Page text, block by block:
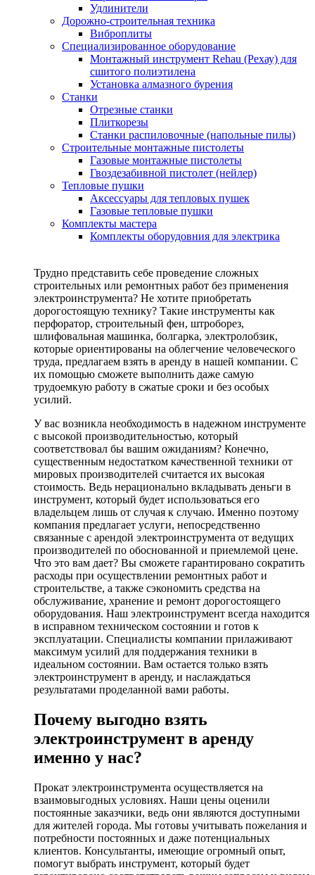
Удлинители
Дорожно-строительная техника
Виброплиты
Специализированное оборудование
Монтажный инструмент Rehau (Рехау) для
сшитого полиэтилена
Установка алмазного бурения
Станки
Отрезные станки
Плиткорезы
Станки распиловочные (напольные пилы)
Строительные монтажные пистолеты
Газовые монтажные пистолеты
Гвоздезабивной пистолет (нейлер)
Тепловые пушки
Аксессуары для тепловых пушек
Газовые тепловые пушки
Комплекты мастера
Комплекты оборудовния для электрика
Трудно представить себе проведение сложных
строительных или ремонтных работ без применения
электроинструмента? Не хотите приобретать
дорогостоящую технику? Такие инструменты как
перфоратор, строительный фен, штроборез,
шлифовальная машинка, болгарка, электролобзик,
которые ориентированы на облегчение человеческого
труда, предлагаем взять в аренду в нашей компании. С
их помощью сможете выполнить даже самую
трудоемкую работу в сжатые сроки и без особых
усилий.
У вас возникла необходимость в надежном инструменте
с высокой производительностью, который
соответствовал бы вашим ожиданиям? Конечно,
существенным недостатком качественной техники от
мировых производителей считается их высокая
стоимость. Ведь нерационально вкладывать деньги в
инструмент, который будет использоваться его
владельцем лишь от случая к случаю. Именно поэтому
компания предлагает услуги, непосредственно
связанные с арендой электроинструмента от ведущих
производителей по обоснованной и приемлемой цене.
Что это вам дает? Вы сможете гарантировано сократить
расходы при осуществлении ремонтных работ и
строительстве, а также сэкономить средства на
обслуживание, хранение и ремонт дорогостоящего
оборудования. Наш электроинструмент всегда находится
в исправном техническом состоянии и готов к
эксплуатации. Специалисты компании прилаживают
максимум усилий для поддержания техники в
идеальном состоянии. Вам остается только взять
электроинструмент в аренду, и наслаждаться
результатами проделанной вами работы.
Почему выгодно взять
электроинструмент в аренду
именно у нас?
Прокат электроинструмента осуществляется на
взаимовыгодных условиях. Наши цены оценили
постоянные заказчики, ведь они являются доступными
для жителей города. Мы готовы учитывать пожелания и
потребности постоянных и даже потенциальных
клиентов. Консультанты, имеющие огромный опыт,
помогут выбрать инструмент, который будет